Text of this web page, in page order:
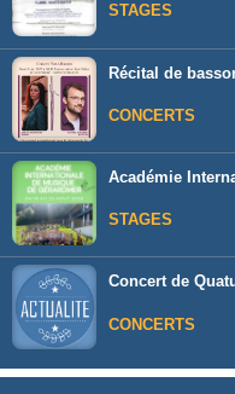
STAGES
Récital de
CONCERTS
Académie
STAGES
Concert de
CONCERTS